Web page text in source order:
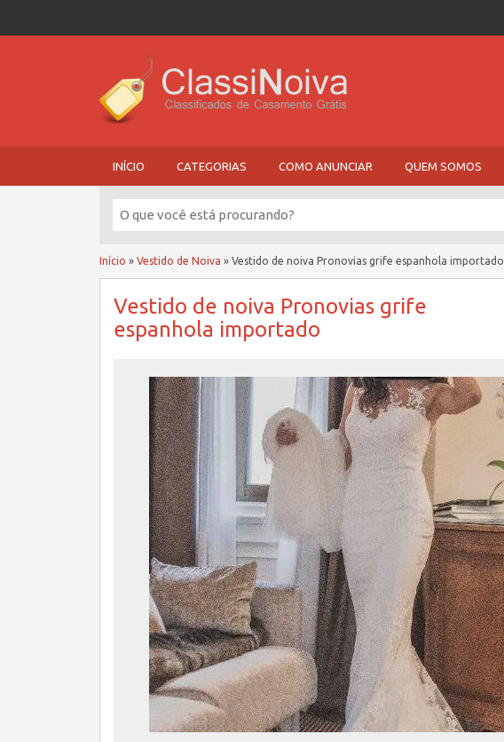
INÍCIO CATEGORIAS COMO ANUNCIAR QUEM SOMOS
Início » Vestido de Noiva » Vestido de noiva Pronovias grife espanhola importado
Vestido de noiva Pronovias grife
espanhola importado